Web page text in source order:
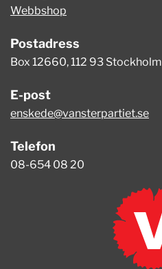
Webbshop
Postadress
Box 12660, 112 93 Stockholm
E-post
enskede@vansterpartiet.se
Telefon
08-654 08 20